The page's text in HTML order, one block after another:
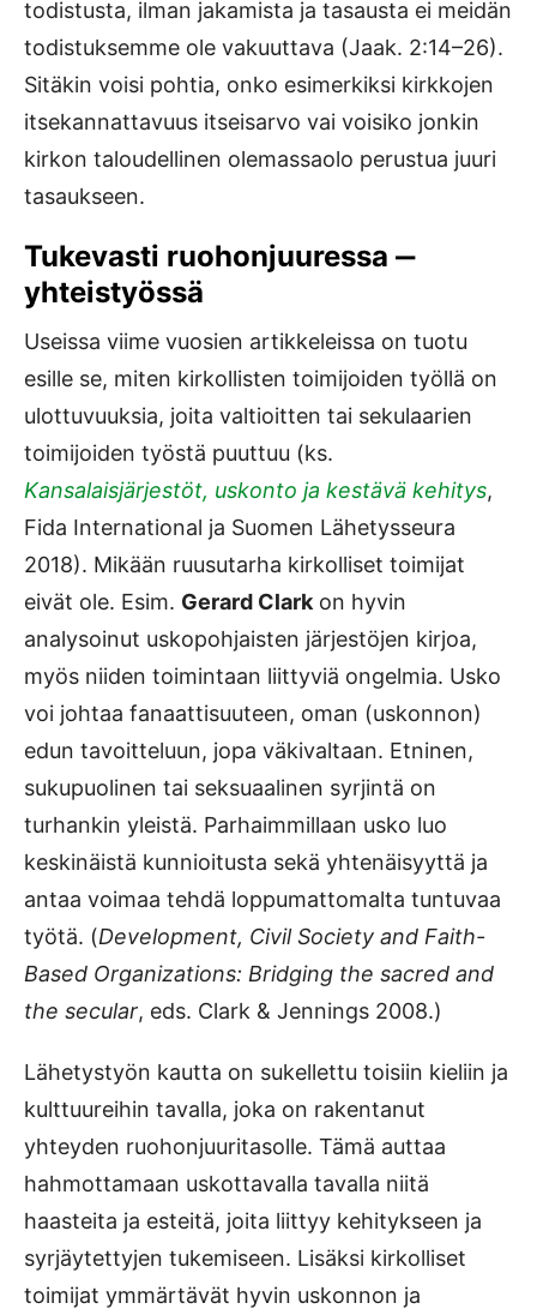
todistusta, ilman jakamista ja tasausta ei meidän
todistuksemme ole vakuuttava (Jaak. 2:14–26).
Sitäkin voisi pohtia, onko esimerkiksi kirkkojen
itsekannattavuus itseisarvo vai voisiko jonkin
kirkon taloudellinen olemassaolo perustua juuri
tasaukseen.
Tukevasti ruohonjuuressa ‒
yhteistyössä
Useissa viime vuosien artikkeleissa on tuotu
esille se, miten kirkollisten toimijoiden työllä on
ulottuvuuksia, joita valtioitten tai sekulaarien
toimijoiden työstä puuttuu (ks.
Kansalaisjärjestöt, uskonto ja kestävä kehitys,
Fida International ja Suomen Lähetysseura
2018). Mikään ruusutarha kirkolliset toimijat
eivät ole. Esim. Gerard Clark on hyvin
analysoinut uskopohjaisten järjestöjen kirjoa,
myös niiden toimintaan liittyviä ongelmia. Usko
voi johtaa fanaattisuuteen, oman (uskonnon)
edun tavoitteluun, jopa väkivaltaan. Etninen,
sukupuolinen tai seksuaalinen syrjintä on
turhankin yleistä. Parhaimmillaan usko luo
keskinäistä kunnioitusta sekä yhtenäisyyttä ja
antaa voimaa tehdä loppumattomalta tuntuvaa
työtä. (Development, Civil Society and Faith-
Based Organizations: Bridging the sacred and
the secular, eds. Clark & Jennings 2008.)
Lähetystyön kautta on sukellettu toisiin kieliin ja
kulttuureihin tavalla, joka on rakentanut
yhteyden ruohonjuuritasolle. Tämä auttaa
hahmottamaan uskottavalla tavalla niitä
haasteita ja esteitä, joita liittyy kehitykseen ja
syrjäytettyjen tukemiseen. Lisäksi kirkolliset
toimijat ymmärtävät hyvin uskonnon ja